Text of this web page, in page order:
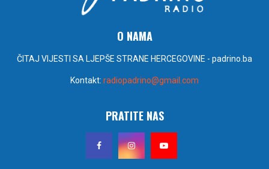
O NAMA
ČITAJ VIJESTI SA LJEPŠE STRANE HERCEGOVINE - padrino.ba
Kontakt: radiopadrino@gmail.com
PRATITE NAS